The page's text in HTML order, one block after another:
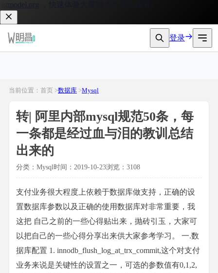
登录
当前位置：首页 >数据库 >Mysql
转| 阿里内部mysql规范50条，每
一条都是经过血与泪的教训总结
出来的
分类：Mysql时间：2019-10-23浏览：3108
支付业务很大程度上依赖于数据库做支持，正确的设
置数据库参数以及正确的使用数据库对非常重要，我
这把 自己之前的一些心得贴出来，抛砖引玉，大家可
以把自己的一些心得分享出来供大家参考学习。 一.数
据库配置 1. innodb_flush_log_at_trx_commit,这个对支付
业务来说是关键性的设置之一，可选的参数值有0,1,2,